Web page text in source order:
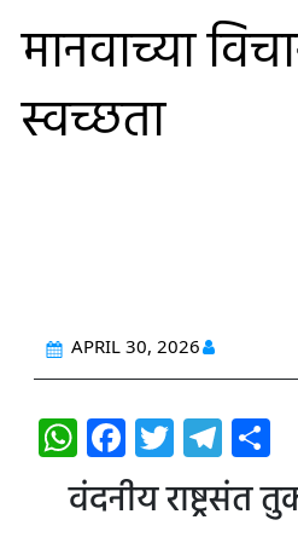
मानवाच्या
स्वच्छता
APRIL 30, 2026
W
h
at
F
a
c
T
w
itt
T
el
e
h
वंदनीय राष्ट्रसंत